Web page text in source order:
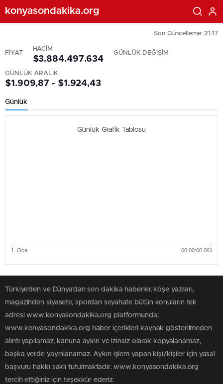
konyasondakika.org
Son Güncelleme: 21:17
FİYAT
HACİM
$3.884.497.634
GÜNLÜK DEĞİŞİM
GÜNLÜK ARALIK
$1.909,87 - $1.924,43
Günlük
Günlük Grafik Tablosu
1. Oca 00:00:00.001
Türkiye'den ve Dünya’dan son dakika haberler, köşe yazıları,
magazinden siyasete, spordan seyahate bütün konuların tek
adresi www.konyasondakika.org platformunda;
www.konyasondakika.org haber içerikleri kaynak gösterilmeden
alıntı yapılamaz, kanuna aykırı ve izinsiz olarak kopyalanamaz,
başka yerde yayınlanamaz. Aykırı işlem yapan kişi/kişiler için yasal
başvuru hakkı saklı tutulmaktadır. www.konyasondakika.org
tercih ettiğiniz için teşekkür ederiz.